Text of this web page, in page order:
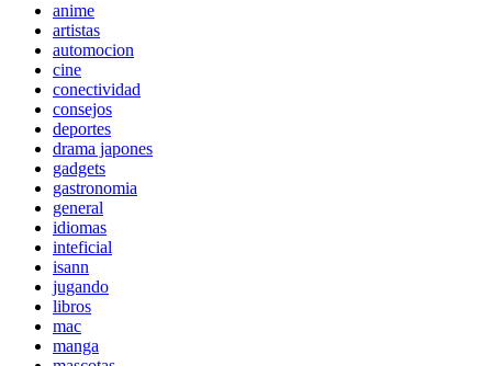
anime
artistas
automocion
cine
conectividad
consejos
deportes
drama japones
gadgets
gastronomia
general
idiomas
inteficial
isann
jugando
libros
mac
manga